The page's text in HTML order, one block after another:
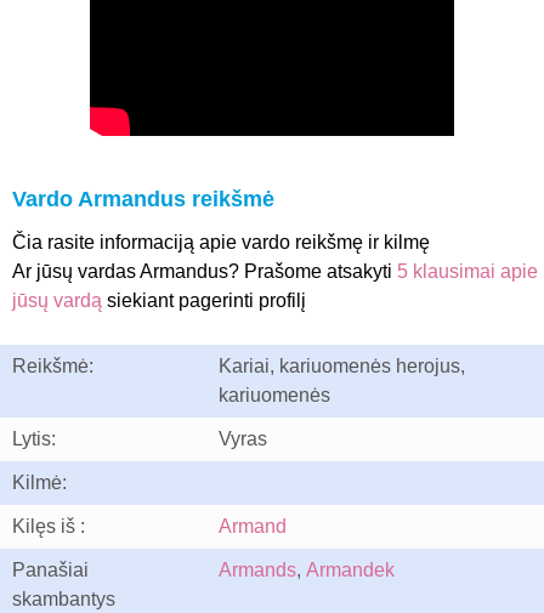
Vardo Armandus reikšmė
Čia rasite informaciją apie vardo reikšmę ir kilmę
Ar jūsų vardas Armandus? Prašome atsakyti 5 klausimai apie
jūsų vardą siekiant pagerinti profilį
Reikšmė:
Kariai, kariuomenės herojus,
kariuomenės
Lytis: Vyras
Kilmė:
Kilęs iš : Armand
Panašiai
skambantys
Armands, Armandek